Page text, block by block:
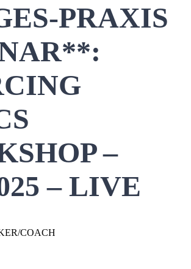
PRAXIS
–
– LIVE
COACH